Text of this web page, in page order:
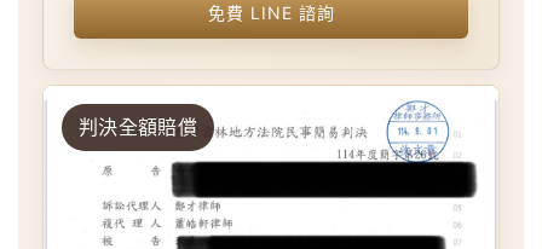
免費 LINE 諮詢
判決全額賠償